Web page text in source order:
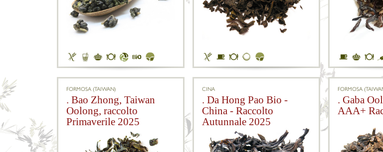
FORMOSA (TAIWAN)
. Bao Zhong, Taiwan
Oolong, raccolto
Primaverile 2025
CINA
. Da Hong Pao Bio -
China - Raccolto
Autunnale 2025
FORMOSA
. Gaba
AAA+